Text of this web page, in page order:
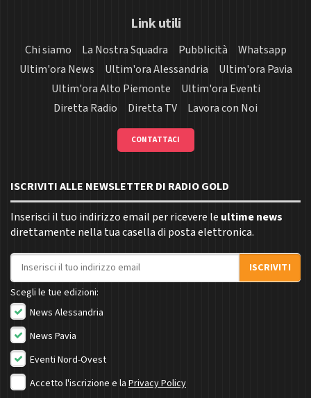
Link utili
Chi siamo La Nostra Squadra Pubblicità
Whatsapp
Ultim'ora News
Ultim'ora Alessandria
Ultim'ora Pavia
Ultim'ora Alto Piemonte
Ultim'ora Eventi
Diretta Radio
Diretta TV Lavora con Noi
CONTATTACI
ISCRIVITI ALLE NEWSLETTER DI RADIO GOLD
Inserisci il tuo indirizzo email per ricevere le ultime news
direttamente nella tua casella di posta elettronica.
Indirizzo email
ISCRIVITI
Scegli le tue edizioni:
News Alessandria
News Pavia
Eventi Nord-Ovest
Accetto l'iscrizione e la Privacy Policy